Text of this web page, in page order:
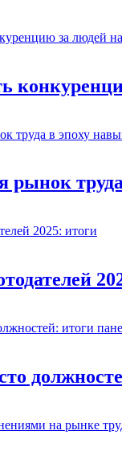
рынок